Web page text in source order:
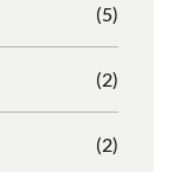
(5)
(2)
(2)